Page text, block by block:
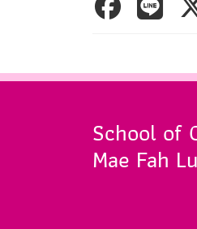
School of
Mae Fah